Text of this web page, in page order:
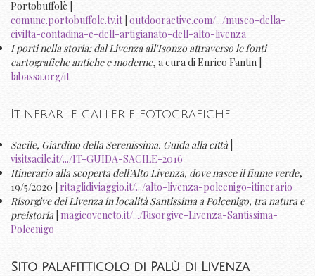
Portobuffolè |
comune.portobuffole.tv.it| outdooractive.com/.../museo-della-
civilta-contadina-e-dell-artigianato-dell-alto-livenza
I porti nella storia: dal Livenza all'Isonzo attraverso le fonti
cartografiche antiche e moderne, a cura di Enrico Fantin |
labassa.org/it
Itinerari e gallerie fotografiche
Sacile, Giardino della Serenissima. Guida alla città|
visitsacile.it/.../IT-GUIDA-SACILE-2016
Itinerario alla scoperta dell’Alto Livenza, dove nasce il fiume verde,
19/5/2020 | ritaglidiviaggio.it/.../alto-livenza-polcenigo-itinerario
Risorgive del Livenza in località Santissima a Polcenigo, tra natura e
preistoria magicoveneto.it/.../Risorgive-Livenza-Santissima-
Polcenigo
Sito palafitticolo di Palù di Livenza